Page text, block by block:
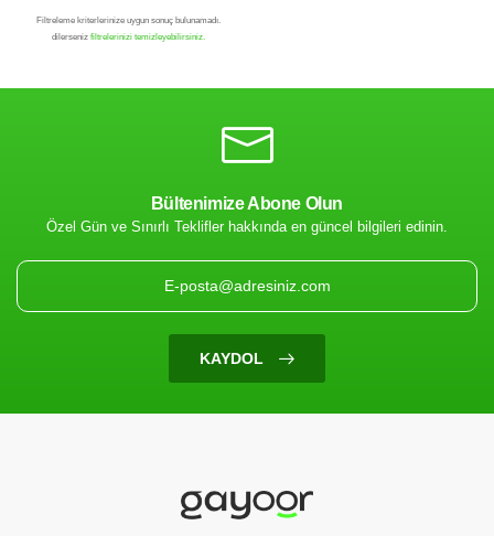
Filtrenize Uygun
Ürün Bulunamadı
Bültenimize Abone Olun
Özel Gün ve Sınırlı Teklifler hakkında en güncel bilgileri edinin.
KAYDOL